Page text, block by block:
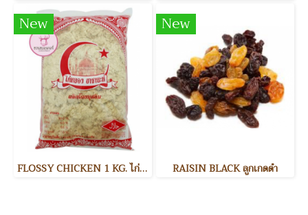
New
FLOSSY CHICKEN 1 KG. ไก่หยอง
New
RAISIN BLACK ลูกเกดดำ